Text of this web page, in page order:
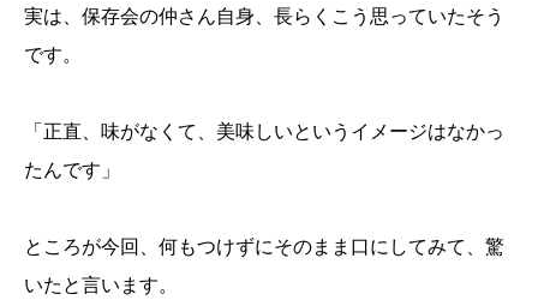
実は、保存会の仲さん自身、長らくこう思っていたそう
です。
「正直、味がなくて、美味しいというイメージはなかっ
たんです」
ところが今回、何もつけずにそのまま口にしてみて、驚
いたと言います。